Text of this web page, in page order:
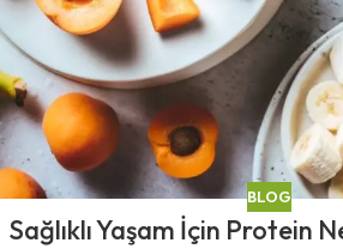
BLOG
Sağlıklı Yaşam İçin Protein